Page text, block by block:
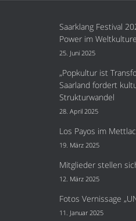
Saarklang Festival
Power im
25. Juni 2025
„Popkultur ist
Saarland fordert
Strukturwandel
28. April 2025
Los Payos im
19. März 2025
Mitglieder stellen
12. März 2025
Fotos Vernissage
11. Januar 2025